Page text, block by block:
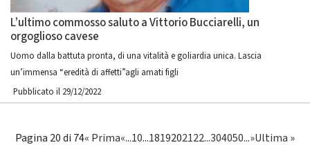
L’ultimo commosso saluto a Vittorio Bucciarelli, un
orgoglioso cavese
Uomo dalla battuta pronta, di una vitalità e goliardia unica. Lascia
un’immensa “eredità di affetti”agli amati figli
Pubblicato il 29/12/2022
Pagina 20 di 74« Prima«...10...1819202122...304050...»Ultima »